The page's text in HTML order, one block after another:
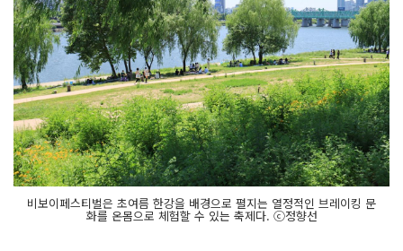
비보이페스티벌은 초여름 한강을 배경으로 펼지는 열정적인 브레이킹 문
화를 온몸으로 체험할 수 있는 축제다. ⓒ정향선